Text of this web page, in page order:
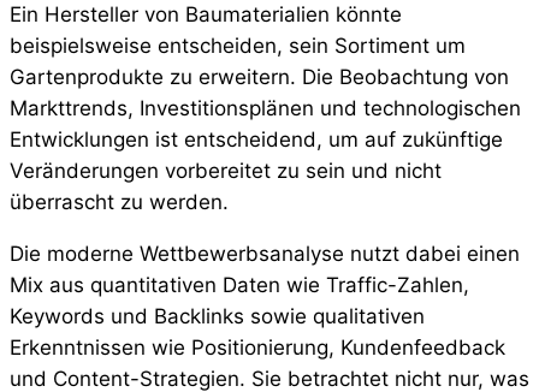
Ein Hersteller von Baumaterialien könnte
beispielsweise entscheiden, sein Sortiment um
Gartenprodukte zu erweitern. Die Beobachtung von
Markttrends, Investitionsplänen und technologischen
Entwicklungen ist entscheidend, um auf zukünftige
Veränderungen vorbereitet zu sein und nicht
überrascht zu werden.
Die moderne Wettbewerbsanalyse nutzt dabei einen
Mix aus quantitativen Daten wie Traffic-Zahlen,
Keywords und Backlinks sowie qualitativen
Erkenntnissen wie Positionierung, Kundenfeedback
und Content-Strategien. Sie betrachtet nicht nur, was